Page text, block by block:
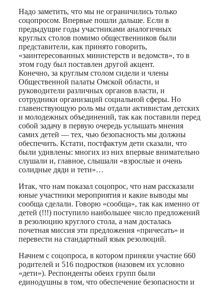
Надо заметить, что мы не ограничились только
соцопросом. Впервые пошли дальше. Если в
предыдущие годы участниками аналогичных
круглых столов помимо общественников были
представители, как принято говорить,
«заинтересованных министерств и ведомств», то в
этом году был поставлен другой акцент.
Конечно, за круглым столом сидели и члены
Общественной палаты Омской области, и
руководители различных органов власти, и
сотрудники организаций социальной сферы. Но
главенствующую роль мы отдали активистам детских
и молодежных объединений, так как поставили перед
собой задачу в первую очередь услышать мнения
самих детей — тех, чью безопасность мы должны
обеспечить. Кстати, постфактум дети сказали, что
были удивлены: многих из них впервые внимательно
слушали и, главное, слышали «взрослые и очень
солидные дяди и тети»…
Итак, что нам показал соцопрос, что нам рассказали
юные участники мероприятия и какие выводы мы
сообща сделали. Говорю «сообща», так как именно от
детей (!!!) поступило наибольшее число предложений
в резолюцию круглого стола, а нам досталась
почетная миссия эти предложения «причесать» и
перевести на стандартный язык резолюций.
Начнем с соцопроса, в котором приняли участие 660
родителей и 516 подростков (назовем их условно
«дети»). Респонденты обеих групп были
единодушны в том, что обеспечение безопасности и